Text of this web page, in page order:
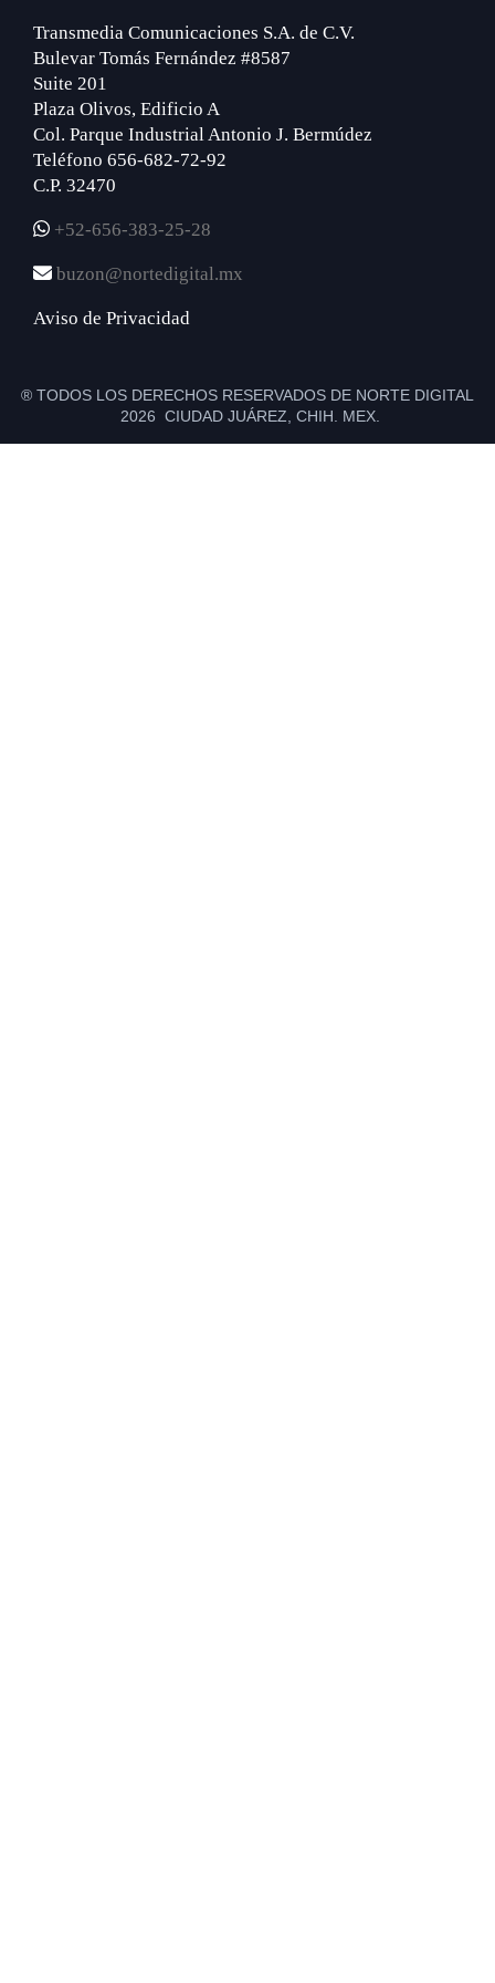
Transmedia Comunicaciones S.A. de C.V.
Bulevar Tomás Fernández #8587
Suite 201
Plaza Olivos, Edificio A
Col. Parque Industrial Antonio J. Bermúdez
Teléfono 656-682-72-92
C.P. 32470
+52-656-383-25-28
buzon@nortedigital.mx
Aviso de Privacidad
® TODOS LOS DERECHOS RESERVADOS DE NORTE DIGITAL
2026 CIUDAD JUÁREZ, CHIH. MEX.